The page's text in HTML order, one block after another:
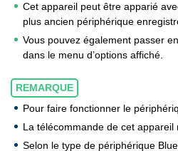
Cet appareil peut être apparié
plus ancien périphérique
Vous pouvez également passer
dans le menu d’options affiché.
REMARQUE
Pour faire fonctionner le
La télécommande de cet appareil
Selon le type de périphérique